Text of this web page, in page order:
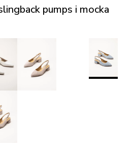
pumps i mocka